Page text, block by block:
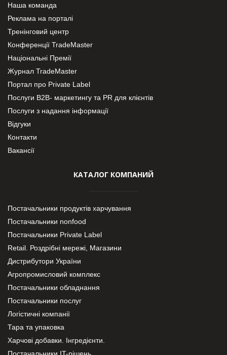
Наша команда
Реклама на порталі
Тренінговий центр
Конференції TradeMaster
Національні Премії
Журнал TradeMaster
Портал про Private Label
Послуги В2В- маркетингу та PR для клієнтів
Послуги з надання інформації
Відгуки
Контакти
Вакансії
КАТАЛОГ КОМПАНИЙ
Постачальники продуктів харчування
Постачальники nonfood
Постачальники Private Label
Retail. Роздрібні мережі, Магазини
Дистрибутори України
Агропромисловий комплекс
Постачальники обладнання
Постачальники послуг
Логістичні компанії
Тара та упаковка
Харчові добавки. Інгредієнти.
Постачальники IT-рішень